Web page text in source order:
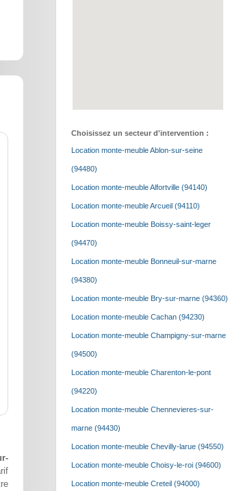
Choisissez un secteur d'intervention :
Location monte-meuble Ablon-sur-seine
(94480)
Location monte-meuble Alfortville (94140)
Location monte-meuble Arcueil (94110)
Location monte-meuble Boissy-saint-leger
(94470)
Location monte-meuble Bonneuil-sur-marne
(94380)
Location monte-meuble Bry-sur-marne (94360)
Location monte-meuble Cachan (94230)
Location monte-meuble Champigny-sur-marne
(94500)
Location monte-meuble Charenton-le-pont
(94220)
Location monte-meuble Chennevieres-sur-
marne (94430)
Location monte-meuble Chevilly-larue (94550)
Location monte-meuble Choisy-le-roi (94600)
Location monte-meuble Creteil (94000)